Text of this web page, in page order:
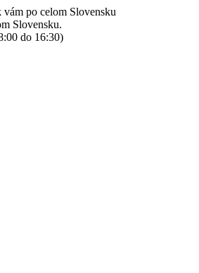
po celom Slovensku
Slovensku.
do 16:30)